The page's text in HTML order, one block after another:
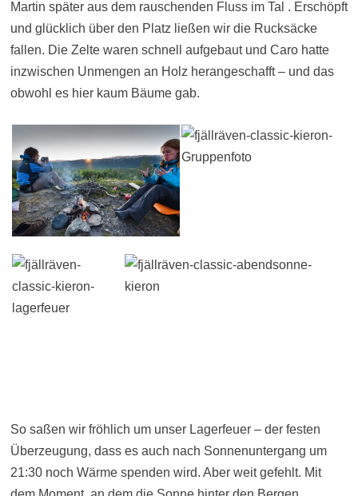
Martin später aus dem rauschenden Fluss im Tal . Erschöpft
und glücklich über den Platz ließen wir die Rucksäcke
fallen. Die Zelte waren schnell aufgebaut und Caro hatte
inzwischen Unmengen an Holz herangeschafft – und das
obwohl es hier kaum Bäume gab.
So saßen wir fröhlich um unser Lagerfeuer – der festen
Überzeugung, dass es auch nach Sonnenuntergang um
21:30 noch Wärme spenden wird. Aber weit gefehlt. Mit